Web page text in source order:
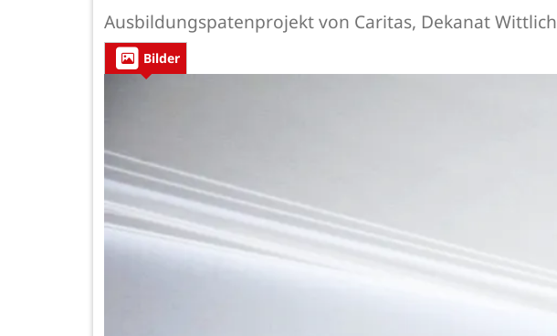
Ausbildungspatenprojekt von Caritas, Dekanat
Bilder